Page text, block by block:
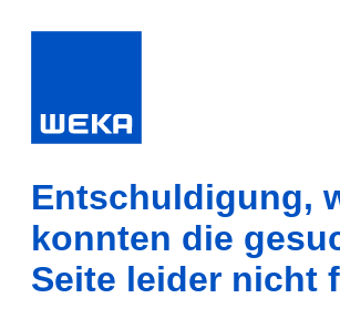
Entschuldigung,
konnten die
Seite leider nicht